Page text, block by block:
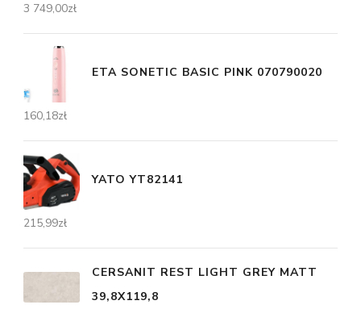
3 749,00zł
ETA SONETIC BASIC PINK 070790020
160,18zł
YATO YT82141
215,99zł
CERSANIT REST LIGHT GREY MATT
39,8X119,8